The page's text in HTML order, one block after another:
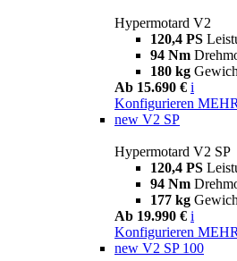
Hypermotard V2
120,4 PS
94 Nm
180 kg
Ab 15.690 € i
Konfigurieren
new V2 SP
Hypermotard V2 SP
120,4 PS
94 Nm
177 kg
Ab 19.990 € i
Konfigurieren
new V2 SP 100